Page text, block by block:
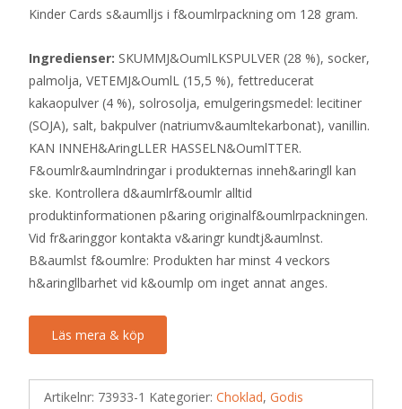
Kinder Cards s&aumlljs i f&oumlrpackning om 128 gram.
Ingredienser: SKUMMJ&OumlLKSPULVER (28 %), socker,
palmolja, VETEMJ&OumlL (15,5 %), fettreducerat
kakaopulver (4 %), solrosolja, emulgeringsmedel: lecitiner
(SOJA), salt, bakpulver (natriumv&aumltekarbonat), vanillin.
KAN INNEH&AringLLER HASSELN&OumlTTER.
F&oumlr&aumlndringar i produkternas inneh&aringll kan
ske. Kontrollera d&aumlrf&oumlr alltid
produktinformationen p&aring originalf&oumlrpackningen.
Vid fr&aringgor kontakta v&aringr kundtj&aumlnst.
B&aumlst f&oumlre: Produkten har minst 4 veckors
h&aringllbarhet vid k&oumlp om inget annat anges.
Läs mera & köp
Artikelnr: 73933-1 Kategorier: Choklad, Godis